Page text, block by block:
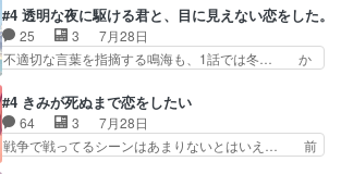
センスの土台になったエピ… コミカルなのにも慣
れてきました。１話でし… ロボットの反乱は今と
なっては良くある話し…
スターを呼ぶ笛？黒幕は狩猟祭とは関係… 平凡な
少女に見える眼鏡w眼鏡属性は持ち合… 神アニ
メ、ケテーイ！「騎士狩猟祭、前夜の… フィーネ
がアルノルトに活躍してもらいたが… 第４話を
とフィーネの２度目のデート出… マジできな臭い
ぞ帝位争い。姉からの刺客を… ふぃーねと町の様
子を見に行ったら町中で窃…
#4 透明な夜に駆ける君と、目に見えない恋をした。
25 3
7月28日
不適切な言葉を指摘する鳴海も、1話では冬… か
接していいのかわからず戸惑うかけるも… 盲目だ
と相手の表情も分からないからどう思… 今期のバ
ックナンバーみたいなOPアニメ。… 初デートで
冬月を笑わせようとする姿も冬月… 特に大きな事
#4 きみが死ぬまで恋をしたい
64 3
7月28日
戦争で戦ってるシーンはあまりないとはいえ… 前